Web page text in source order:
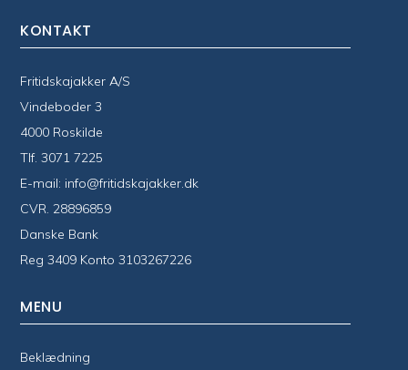
KONTAKT
Fritidskajakker A/S
Vindeboder 3
4000 Roskilde
Tlf.3071 7225
E-mail: info@fritidskajakker.dk
CVR. 28896859
Danske Bank
Reg 3409 Konto 3103267226
MENU
Beklædning